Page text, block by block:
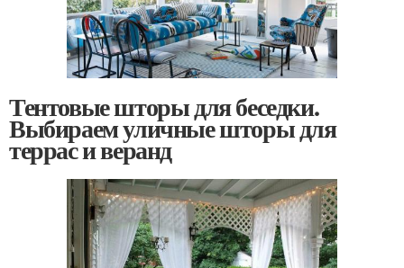
Тентовые шторы для беседки.
Выбираем уличные шторы для
террас и веранд